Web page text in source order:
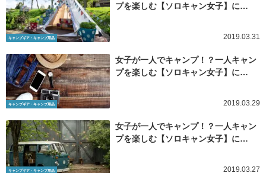
キャンプギア・キャンプ用品
プを楽しむ【ソロキャン女子】に…
2019.03.31
キャンプギア・キャンプ用品
女子が一人でキャンプ！？一人キャン
プを楽しむ【ソロキャン女子】に…
2019.03.29
キャンプギア・キャンプ用品
女子が一人でキャンプ！？一人キャン
プを楽しむ【ソロキャン女子】に…
2019.03.27